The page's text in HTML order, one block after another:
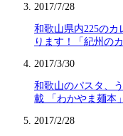
2017/7/28
和歌山県内225の
ります！「紀州の
2017/3/30
和歌山のパスタ、
載 「わかやま麺本
2017/2/28